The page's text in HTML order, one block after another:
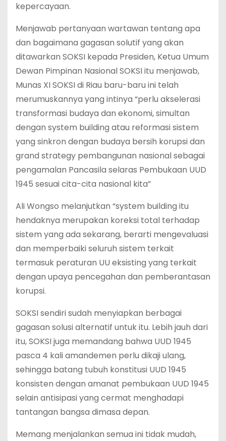
kepercayaan.
Menjawab pertanyaan wartawan tentang apa
dan bagaimana gagasan solutif yang akan
ditawarkan SOKSI kepada Presiden, Ketua Umum
Dewan Pimpinan Nasional SOKSI itu menjawab,
Munas XI SOKSI di Riau baru-baru ini telah
merumuskannya yang intinya “perlu akselerasi
transformasi budaya dan ekonomi, simultan
dengan system building atau reformasi sistem
yang sinkron dengan budaya bersih korupsi dan
grand strategy pembangunan nasional sebagai
pengamalan Pancasila selaras Pembukaan UUD
1945 sesuai cita-cita nasional kita”
Ali Wongso melanjutkan “system building itu
hendaknya merupakan koreksi total terhadap
sistem yang ada sekarang, berarti mengevaluasi
dan memperbaiki seluruh sistem terkait
termasuk peraturan UU eksisting yang terkait
dengan upaya pencegahan dan pemberantasan
korupsi.
SOKSI sendiri sudah menyiapkan berbagai
gagasan solusi alternatif untuk itu. Lebih jauh dari
itu, SOKSI juga memandang bahwa UUD 1945
pasca 4 kali amandemen perlu dikaji ulang,
sehingga batang tubuh konstitusi UUD 1945
konsisten dengan amanat pembukaan UUD 1945
selain antisipasi yang cermat menghadapi
tantangan bangsa dimasa depan.
Memang menjalankan semua ini tidak mudah,